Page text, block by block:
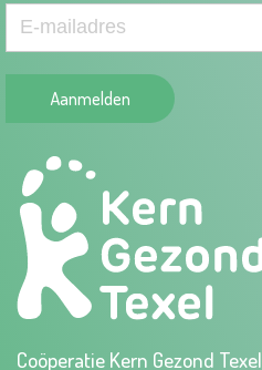
Aanmelden
Coöperatie Kern Gezond Texel